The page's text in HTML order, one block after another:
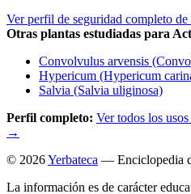
Ver perfil de seguridad completo
Otras plantas estudiadas para
Convolvulus arvensis
Hypericum (Hypericum
Salvia (Salvia uliginosa)
Perfil completo: Ver todos los
→
© 2026Yerbateca — Enciclopedia
La información es de carácter